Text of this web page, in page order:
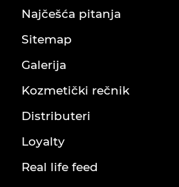
Najčešća pitanja
Sitemap
Galerija
Kozmetički rečnik
Distributeri
Loyalty
Real life feed